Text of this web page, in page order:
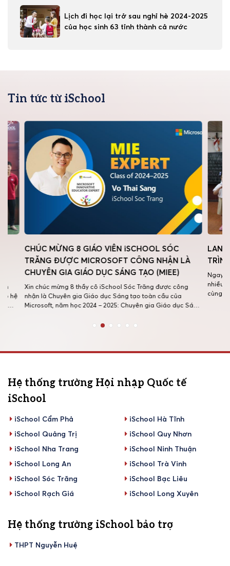
Lịch đi học lại trở sau nghỉ hè 2024-2025
của học sinh 63 tỉnh thành cả nước
Tin tức từ iSchool
CHÚC MỪNG 8 GIÁO VIÊN iSCHOOL SÓC
TRĂNG ĐƯỢC MICROSOFT CÔNG NHẬN LÀ
CHUYÊN GIA GIÁO DỤC SÁNG TẠO (MIEE)
Xin chúc mừng 8 thầy cô iSchool Sóc Trăng được công
nhận là Chuyên gia Giáo dục Sáng tạo toàn cầu của
Microsoft, năm học 2024 – 2025: Chuyên gia Giáo dục Sáng
là chương trình được Microsoft tổ chức thường niên trên
LAN
TRÌNH
Ngay từ khi
nhiều đóng
cùng các
gửi đến nhà
Hệ thống trường Hội nhập Quốc tế
iSchool
iSchool Cẩm Phả
iSchool Hà Tĩnh
iSchool Quảng Trị
iSchool Quy Nhơn
iSchool Nha Trang
iSchool Ninh Thuận
iSchool Long An
iSchool Trà Vinh
iSchool Sóc Trăng
iSchool Bạc Liêu
iSchool Rạch Giá
iSchool Long Xuyên
Hệ thống trường iSchool bảo trợ
THPT Nguyễn Huệ